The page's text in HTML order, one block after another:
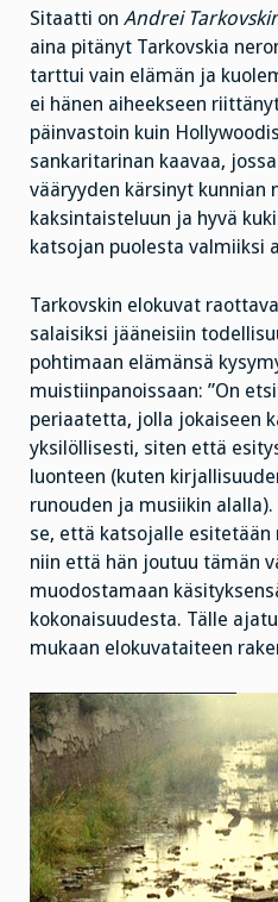
Sitaatti on Andrei
aina pitänyt Tarkovskia
tarttui vain elämän ja
ei hänen aiheekseen
päinvastoin kuin
sankaritarinan kaavaa,
vääryyden kärsinyt kunnian
kaksintaisteluun ja hyvä
katsojan puolesta valmiiksi
Tarkovskin elokuvat
salaisiksi jääneisiin
pohtimaan elämänsä
muistiinpanoissaan: ”On
periaatetta, jolla jokaiseen
yksilöllisesti, siten että
luonteen (kuten
runouden ja musiikin
se, että katsojalle
niin että hän joutuu tämän
muodostamaan
kokonaisuudesta. Tälle
mukaan elokuvataiteen